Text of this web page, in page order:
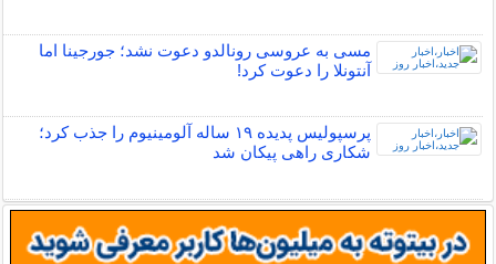
مسی به عروسی رونالدو دعوت نشد؛ جورجینا اما
آنتونلا را دعوت کرد!
پرسپولیس پدیده ۱۹ ساله آلومینیوم را جذب کرد؛
شکاری راهی پیکان شد